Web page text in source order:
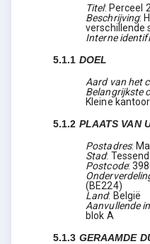
Titel: Perceel
Beschrijving:
verschillende
Interne
5.1.1 DOEL
Aard van het
Belangrijkste
Kleine
5.1.2 PLAATS VAN
Postadres:
Stad:
Postcode:
(BE224)
Land: België
Aanvullende
blok A
5.1.3 GERAAMDE